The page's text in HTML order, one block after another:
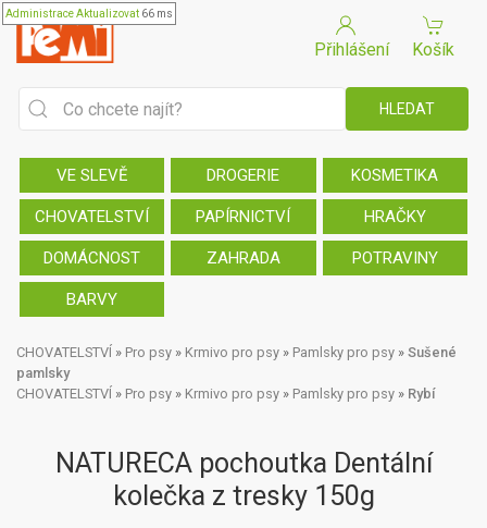
AdministraceAktualizovat 66 ms
Přihlášení Košík
VE SLEVĚ DROGERIE KOSMETIKA
CHOVATELSTVÍ PAPÍRNICTVÍ HRAČKY
DOMÁCNOST ZAHRADA POTRAVINY
BARVY
CHOVATELSTVÍ » Pro psy » Krmivo pro psy » Pamlsky pro psy » Sušené
pamlsky
CHOVATELSTVÍ » Pro psy » Krmivo pro psy » Pamlsky pro psy » Rybí
NATURECA pochoutka Dentální
kolečka z tresky 150g